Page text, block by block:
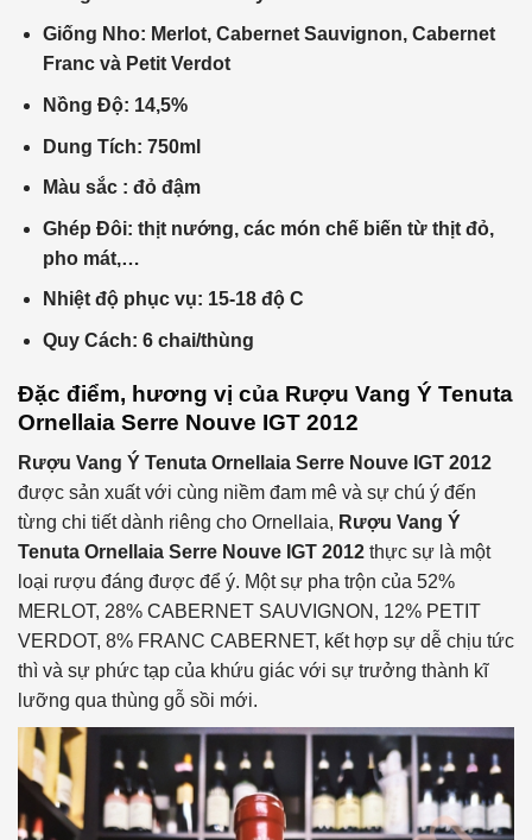
Giống Nho: Merlot, Cabernet Sauvignon, Cabernet
Franc và Petit Verdot
Nồng Độ: 14,5%
Dung Tích: 750ml
Màu sắc : đỏ đậm
Ghép Đôi: thịt nướng, các món chế biến từ thịt đỏ,
pho mát,…
Nhiệt độ phục vụ: 15-18 độ C
Quy Cách: 6 chai/thùng
Đặc điểm, hương vị của Rượu Vang Ý Tenuta
Ornellaia Serre Nouve IGT 2012
Rượu Vang Ý Tenuta Ornellaia Serre Nouve IGT 2012
được sản xuất với cùng niềm đam mê và sự chú ý đến
từng chi tiết dành riêng cho Ornellaia, Rượu Vang Ý
Tenuta Ornellaia Serre Nouve IGT 2012 thực sự là một
loại rượu đáng được để ý. Một sự pha trộn của 52%
MERLOT, 28% CABERNET SAUVIGNON, 12% PETIT
VERDOT, 8% FRANC CABERNET, kết hợp sự dễ chịu tức
thì và sự phức tạp của khứu giác với sự trưởng thành kĩ
lưỡng qua thùng gỗ sồi mới.